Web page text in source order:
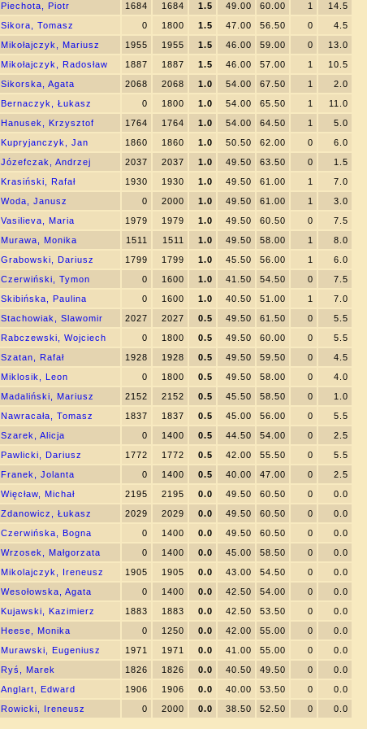
Piechota, Piotr 1684 1684 1.5 49.00 60.00 1
14.5
Sikora, Tomasz 0 1800 1.5 47.00 56.50 0
4.5
Mikołajczyk, Mariusz 1955 1955 1.5 46.00 59.00 0
13.0
Mikołajczyk, Radosław 1887 1887 1.5 46.00 57.00 1
10.5
Sikorska, Agata 2068 2068 1.0 54.00 67.50 1
2.0
Bernaczyk, Łukasz 0 1800 1.0 54.00 65.50 1
11.0
Hanusek, Krzysztof 1764 1764 1.0 54.00 64.50 1
5.0
Kupryjanczyk, Jan 1860 1860 1.0 50.50 62.00 0
6.0
Józefczak, Andrzej 2037 2037 1.0 49.50 63.50 0
1.5
Krasiński, Rafał 1930 1930 1.0 49.50 61.00 1
7.0
Woda, Janusz 0 2000 1.0 49.50 61.00 1
3.0
Vasilieva, Maria 1979 1979 1.0 49.50 60.50 0
7.5
Murawa, Monika 1511 1511 1.0 49.50 58.00 1
8.0
Grabowski, Dariusz 1799 1799 1.0 45.50 56.00 1
6.0
Czerwiński, Tymon 0 1600 1.0 41.50 54.50 0
7.5
Skibińska, Paulina 0 1600 1.0 40.50 51.00 1
7.0
Stachowiak, Slawomir 2027 2027 0.5 49.50 61.50 0
5.5
Rabczewski, Wojciech 0 1800 0.5 49.50 60.00 0
5.5
Szatan, Rafał 1928 1928 0.5 49.50 59.50 0
4.5
Miklosik, Leon 0 1800 0.5 49.50 58.00 0
4.0
Madaliński, Mariusz 2152 2152 0.5 45.50 58.50 0
1.0
Nawracała, Tomasz 1837 1837 0.5 45.00 56.00 0
5.5
Szarek, Alicja 0 1400 0.5 44.50 54.00 0
2.5
Pawlicki, Dariusz 1772 1772 0.5 42.00 55.50 0
5.5
Franek, Jolanta 0 1400 0.5 40.00 47.00 0
2.5
Więcław, Michał 2195 2195 0.0 49.50 60.50 0
0.0
Zdanowicz, Łukasz 2029 2029 0.0 49.50 60.50 0
0.0
Czerwińska, Bogna 0 1400 0.0 49.50 60.50 0
0.0
Wrzosek, Małgorzata 0 1400 0.0 45.00 58.50 0
0.0
Mikolajczyk, Ireneusz 1905 1905 0.0 43.00 54.50 0
0.0
Wesołowska, Agata 0 1400 0.0 42.50 54.00 0
0.0
Kujawski, Kazimierz 1883 1883 0.0 42.50 53.50 0
0.0
Heese, Monika 0 1250 0.0 42.00 55.00 0
0.0
Murawski, Eugeniusz 1971 1971 0.0 41.00 55.00 0
0.0
Ryś, Marek 1826 1826 0.0 40.50 49.50 0
0.0
Anglart, Edward 1906 1906 0.0 40.00 53.50 0
0.0
Rowicki, Ireneusz 0 2000 0.0 38.50 52.50 0 0.0